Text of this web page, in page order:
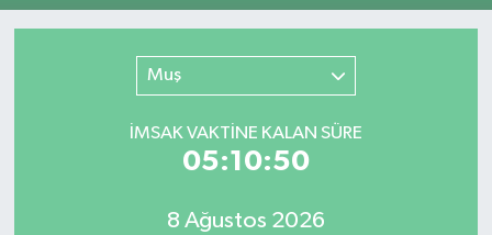
Muş
İMSAK VAKTİNE KALAN SÜRE
05:10:50
8 Ağustos 2026
Son Dakika Haberleri